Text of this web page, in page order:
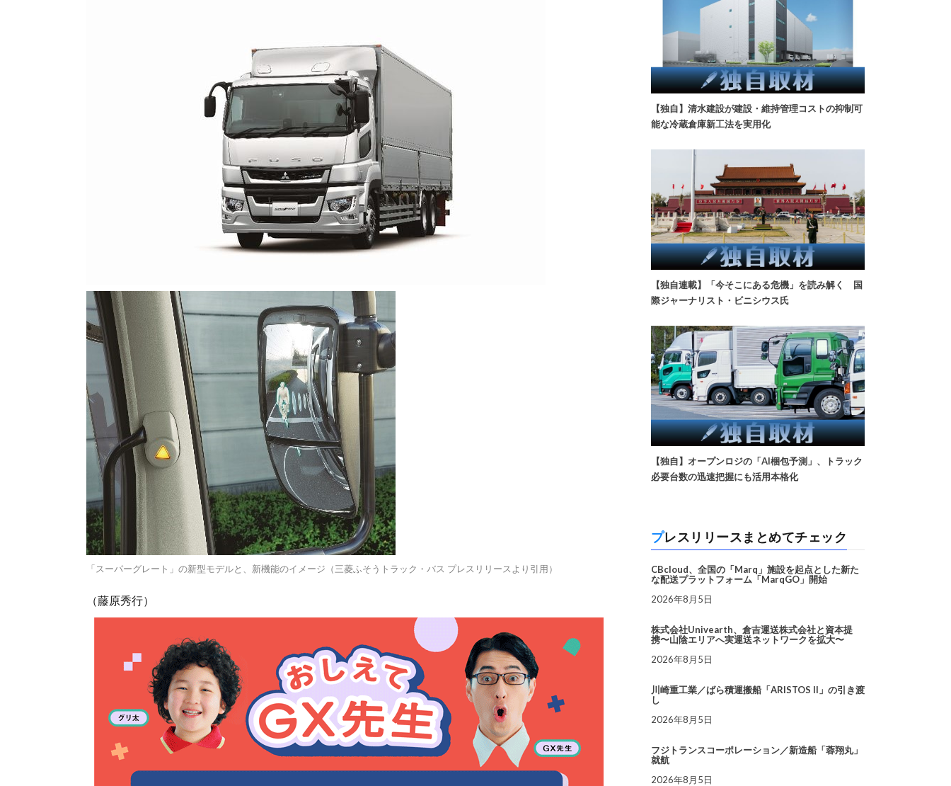
「スーパーグレート」の新型モデルと、新機能のイメージ（三菱ふそうトラック・バス プレスリリースより引用）
（藤原秀行）
【独自】清水建設が建設・維持管理コストの抑制可
能な冷蔵倉庫新工法を実用化
【独自連載】「今そこにある危機」を読み解く 国
際ジャーナリスト・ビニシウス氏
【独自】オープンロジの「AI梱包予測」、トラック
必要台数の迅速把握にも活用本格化
プレスリリースまとめてチェック
CBcloud、全国の「Marq」施設を起点とした新た
な配送プラットフォーム「MarqGO」開始
2026年8月5日
株式会社Univearth、倉吉運送株式会社と資本提
携〜山陰エリアへ実運送ネットワークを拡大〜
2026年8月5日
川崎重工業／ばら積運搬船「ARISTOS II」の引き渡
し
2026年8月5日
フジトランスコーポレーション／新造船「蓉翔丸」
就航
2026年8月5日